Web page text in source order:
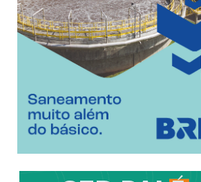
[ 05/08/2026 ]
[ 05/08/2026 ]
[ 05/08/2026 ]
sobre Reforma
[ 05/08/2026 ]